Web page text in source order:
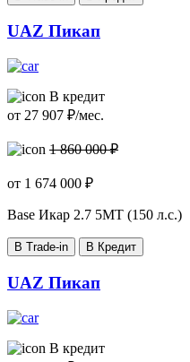
UAZ Пикап
В кредит
от 27 907 ₽/мес.
1 860 000 ₽
от 1 674 000 ₽
Base Икар 2.7 5МТ (150 л.с.)
В Trade-in В Кредит
UAZ Пикап
В кредит